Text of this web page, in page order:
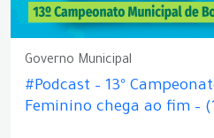
Governo Municipal
#Podcast – 13º
Feminino chega ao fim –